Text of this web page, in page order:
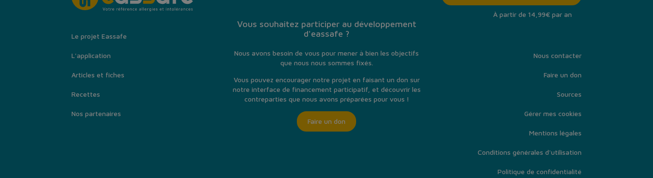
À partir de 14,99€ par an
Le projet Eassafe
L'application
Articles et fiches
Recettes
Nos partenaires
Vous souhaitez participer au développement
d'eassafe ?
Nous avons besoin de vous pour mener à bien les objectifs
que nous nous sommes fixés.
Vous pouvez encourager notre projet en faisant un don sur
notre interface de financement participatif, et découvrir les
contreparties que nous avons préparées pour vous !
Faire un don
Nous contacter
Faire un don
Sources
Gérer mes cookies
Mentions légales
Conditions générales d'utilisation
Politique de confidentialité